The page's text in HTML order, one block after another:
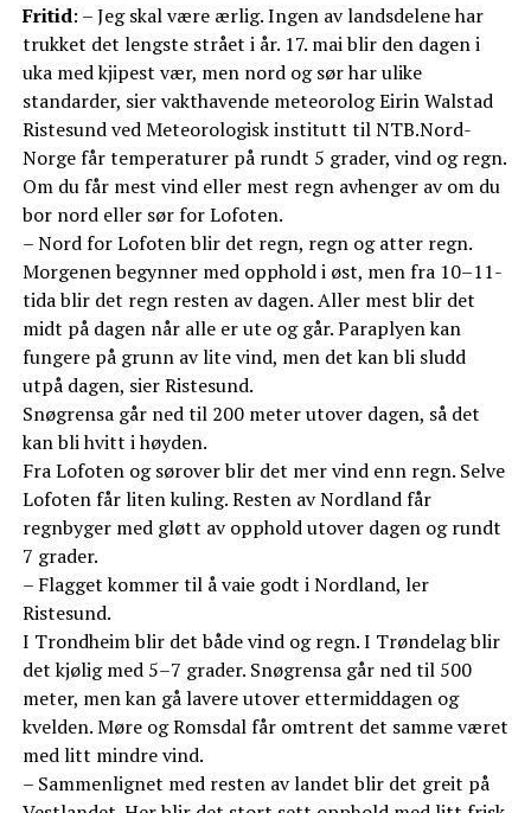
Fritid: – Jeg skal være ærlig. Ingen av landsdelene har
trukket det lengste strået i år. 17. mai blir den dagen i
uka med kjipest vær, men nord og sør har ulike
standarder, sier vakthavende meteorolog Eirin Walstad
Ristesund ved Meteorologisk institutt til NTB.Nord-
Norge får temperaturer på rundt 5 grader, vind og regn.
Om du får mest vind eller mest regn avhenger av om du
bor nord eller sør for Lofoten.
– Nord for Lofoten blir det regn, regn og atter regn.
Morgenen begynner med opphold i øst, men fra 10–11-
tida blir det regn resten av dagen. Aller mest blir det
midt på dagen når alle er ute og går. Paraplyen kan
fungere på grunn av lite vind, men det kan bli sludd
utpå dagen, sier Ristesund.
Snøgrensa går ned til 200 meter utover dagen, så det
kan bli hvitt i høyden.
Fra Lofoten og sørover blir det mer vind enn regn. Selve
Lofoten får liten kuling. Resten av Nordland får
regnbyger med gløtt av opphold utover dagen og rundt
7 grader.
– Flagget kommer til å vaie godt i Nordland, ler
Ristesund.
I Trondheim blir det både vind og regn. I Trøndelag blir
det kjølig med 5–7 grader. Snøgrensa går ned til 500
meter, men kan gå lavere utover ettermiddagen og
kvelden. Møre og Romsdal får omtrent det samme været
med litt mindre vind.
– Sammenlignet med resten av landet blir det greit på